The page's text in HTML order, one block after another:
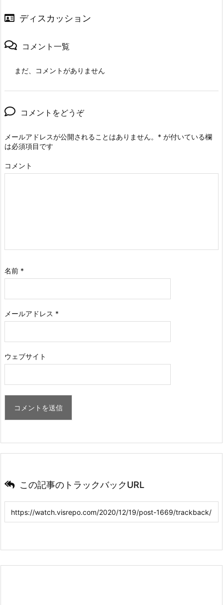
ディスカッション
コメント一覧
まだ、コメントがありません
コメントをどうぞ
メールアドレスが公開されることはありません。 * が付いている欄
は必須項目です
コメント
名前 *
メールアドレス *
ウェブサイト
この記事のトラックバックURL